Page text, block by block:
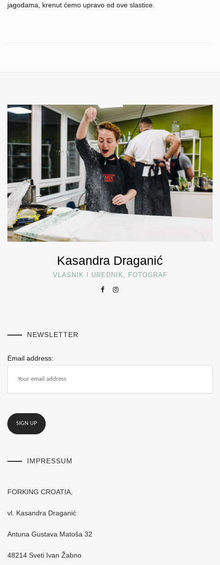
jagodama, krenut ćemo upravo od ove slastice.
Kasandra Draganić
VLASNIK I UREDNIK, FOTOGRAF
NEWSLETTER
Email address:
IMPRESSUM
FORKING CROATIA,
vl. Kasandra Draganić
Antuna Gustava Matoša 32
48214 Sveti Ivan Žabno